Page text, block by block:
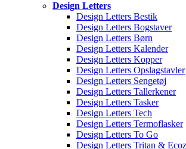
Design Letters
Design Letters Bestik
Design Letters Bogstaver
Design Letters Børn
Design Letters Kalender
Design Letters Kopper
Design Letters Opslagstavler
Design Letters Sengetøj
Design Letters Tallerkener
Design Letters Tasker
Design Letters Tech
Design Letters Termoflasker
Design Letters To Go
Design Letters Tritan &